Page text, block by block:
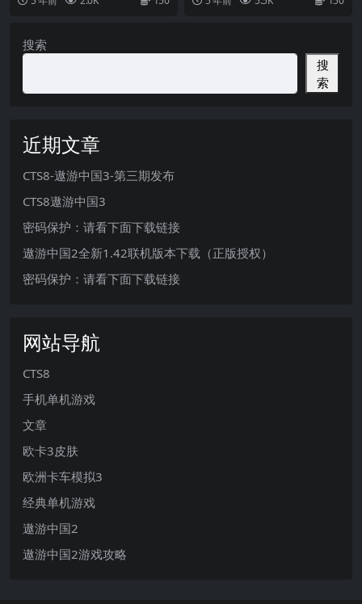
级 地图...
版下载，中国风...
搜索
搜
索
近期文章
CTS8-遨游中国3-第三期发布
CTS8遨游中国3
密码保护：请看下面下载链接
遨游中国2全新1.42联机版本下载（正版授权）
密码保护：请看下面下载链接
网站导航
CTS8
手机单机游戏
文章
欧卡3皮肤
欧洲卡车模拟3
经典单机游戏
遨游中国2
遨游中国2游戏攻略